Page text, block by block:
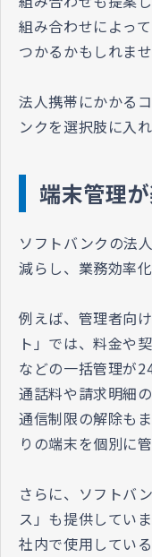
組み合わせによっ
つかるかもしれませ
法人携帯にかかる
ンクを選択肢に入
端末管理
ソフトバンクの法
減らし、業務効率化
例えば、管理者向
ト」では、料金や
などの一括管理が
通話料や請求明細
通信制限の解除も
りの端末を個別に
さらに、ソフトバ
ス」も提供していま
社内で使用してい